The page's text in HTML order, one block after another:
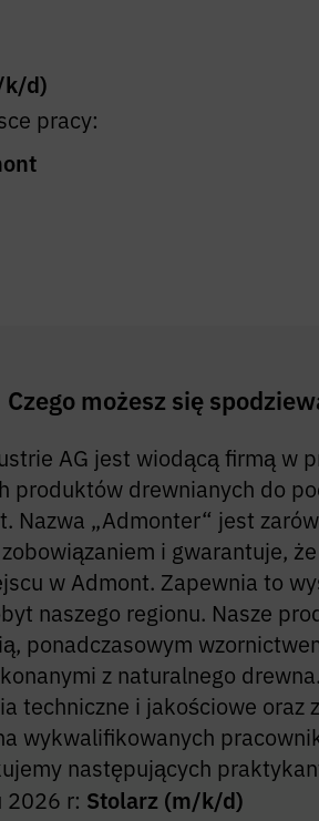
k/d)
pracy:
Czego możesz się
AG jest wiodącą firmą w
produktów drewnianych do
Nazwa „Admonter“ jest
i gwarantuje,
w Admont. Zapewnia to
naszego regionu. Nasze
ponadczasowym
z naturalnego
techniczne i jakościowe oraz
wykwalifikowanych
następujących
2026 r: Stolarz (m/k/d)